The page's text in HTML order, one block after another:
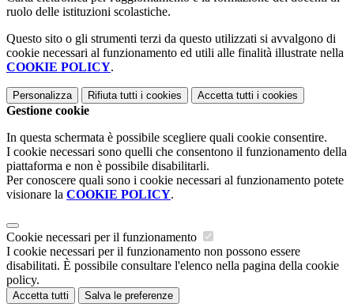
ruolo delle istituzioni scolastiche.
Questo sito o gli strumenti terzi da questo utilizzati si avvalgono di
cookie necessari al funzionamento ed utili alle finalità illustrate nella
COOKIE POLICY.
Personalizza Rifiuta tutti i cookies Accetta tutti i cookies
Gestione cookie
In questa schermata è possibile scegliere quali cookie consentire.
I cookie necessari sono quelli che consentono il funzionamento della
piattaforma e non è possibile disabilitarli.
Per conoscere quali sono i cookie necessari al funzionamento potete
visionare la COOKIE POLICY.
Cookie necessari per il funzionamento
I cookie necessari per il funzionamento non possono essere
disabilitati. È possibile consultare l'elenco nella pagina della cookie
policy.
Accetta tutti Salva le preferenze